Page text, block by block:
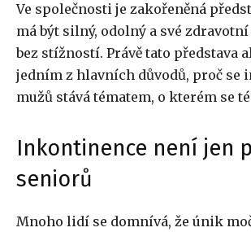
Ve společnosti je zakořeněná
má být silný, odolný a své
bez stížností. Právě tato představa
jedním z hlavních důvodů, proč se
mužů stává tématem, o kterém se
Inkontinence není jen
seniorů
Mnoho lidí se domnívá, že únik